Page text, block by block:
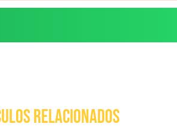
RELACIONADOS